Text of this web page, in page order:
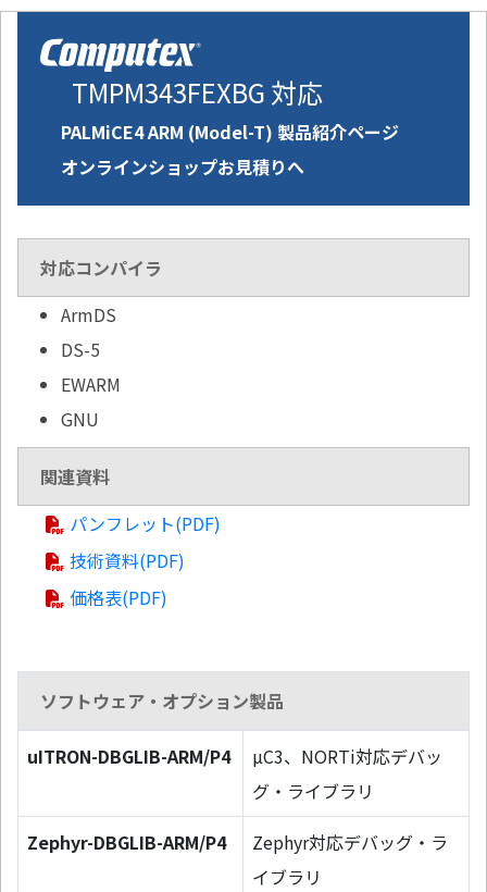
TMPM343FEXBG 対応
PALMiCE4 ARM (Model-T) 製品紹介ページ
オンラインショップお見積りへ
対応コンパイラ
ArmDS
DS-5
EWARM
GNU
関連資料
パンフレット(PDF)
技術資料(PDF)
価格表(PDF)
ソフトウェア・オプション製品
uITRON-DBGLIB-ARM/P4
µC3、NORTi対応デバッ
グ・ライブラリ
Zephyr-DBGLIB-ARM/P4
Zephyr対応デバッグ・ラ
イブラリ